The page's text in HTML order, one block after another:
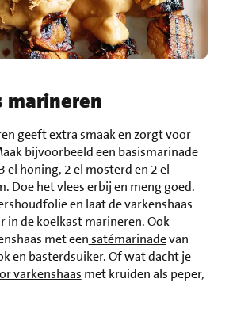
marineren
geeft extra smaak en zorgt voor
bijvoorbeeld een basismarinade
el honing, 2 el mosterd en 2 el
Doe het vlees erbij en meng goed.
en laat de varkenshaas
in de koelkast marineren. Ook
met eensatémarinadevan
en basterdsuiker. Of wat dacht je
varkenshaas met kruiden als peper,